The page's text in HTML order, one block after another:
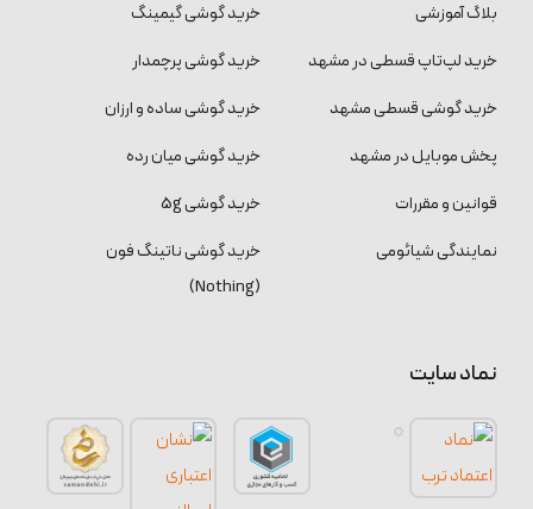
بلاگ آموزشی
خرید لپ‌تاپ قسطی در مشهد
خرید گوشی قسطی مشهد
پخش موبایل در مشهد
قوانین و مقررات
نمایندگی شیائومی
خرید گوشی گیمینگ
خرید گوشی پرچمدار
خرید گوشی ساده و ارزان
خرید گوشی میان رده
خرید گوشی 5g
خرید گوشی ناتینگ فون
(Nothing)
نماد سایت